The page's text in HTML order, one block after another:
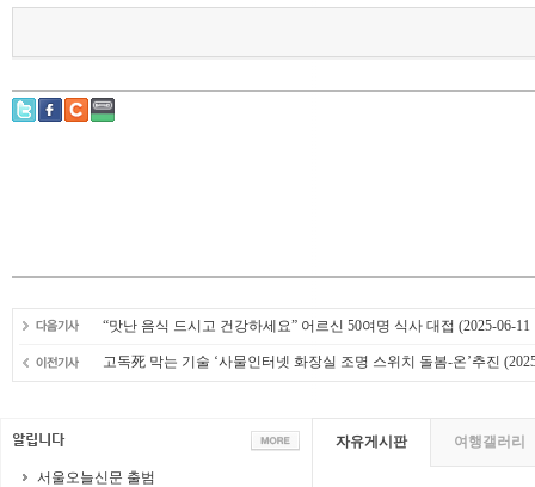
“맛난 음식 드시고 건강하세요” 어르신 50여명 식사 대접 (2025-06-11
고독死 막는 기술 ‘사물인터넷 화장실 조명 스위치 돌봄-온’추진
서울오늘신문 출범
자유게시판 여행갤러리